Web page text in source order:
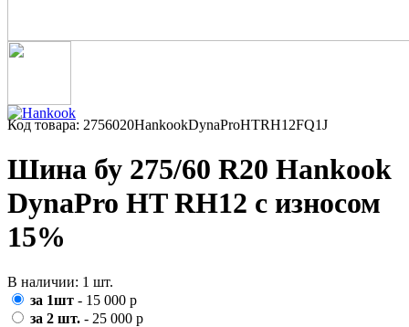
Код товара: 2756020HankookDynaProHTRH12FQ1J
Шина бу 275/60 R20 Hankook
DynaPro HT RH12 с износом
15%
В наличии: 1 шт.
за 1шт - 15 000 р
за 2 шт. - 25 000 р